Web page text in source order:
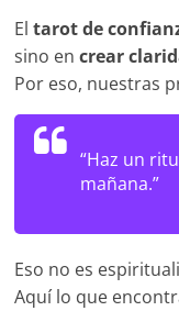
Eltarot de
sino encrear
Por eso, nuestras
“Haz un
mañana.”
Eso no es
Aquí lo que